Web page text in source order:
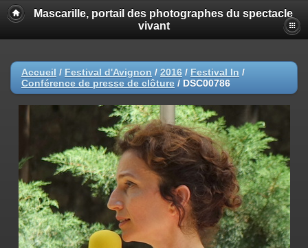
Mascarille, portail des photographes du spectacle
vivant
Accueil / Festival d'Avignon / 2016 / Festival In /
Conférence de presse de clôture / DSC00786